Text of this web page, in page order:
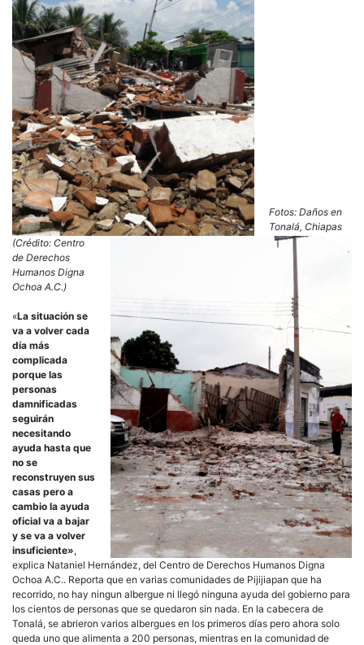
Fotos: Daños en
Tonalá, Chiapas
(Crédito: Centro
de Derechos
Humanos Digna
Ochoa A.C.)
«La situación se
va a volver cada
día más
complicada
porque las
personas
damnificadas
seguirán
necesitando
ayuda hasta que
no se
reconstruyen sus
casas pero a
cambio la ayuda
oficial va a bajar
y se va a volver
insuficiente»,
explica Nataniel Hernández, del Centro de Derechos Humanos Digna
Ochoa A.C.. Reporta que en varias comunidades de Pijijiapan que ha
recorrido, no hay ningun albergue ni llegó ninguna ayuda del gobierno para
los cientos de personas que se quedaron sin nada. En la cabecera de
Tonalá, se abrieron varios albergues en los primeros días pero ahora solo
queda uno que alimenta a 200 personas, mientras en la comunidad de